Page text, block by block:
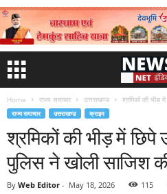
Home राज्य समाचार उत्तराखण्ड श्रमिकों की भीड़
राज्य समाचार उत्तराखण्ड क्राइम
श्रमिकों की भीड़ में छिपे
पुलिस ने खोली साजिश
By Web Editor - May 18, 2026 115